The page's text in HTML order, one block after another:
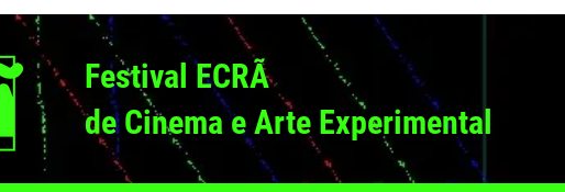
Festival ECRÃ
de Cinema e Arte Experimental